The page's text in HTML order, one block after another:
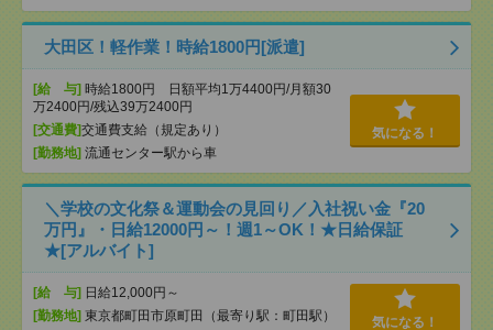
大田区！軽作業！時給1800円[派遣]
[給 与] 時給1800円 日額平均1万4400円/月額30
万2400円/残込39万2400円
[交通費]交通費支給（規定あり）
[勤務地] 流通センター駅から車
気になる！
＼学校の文化祭＆運動会の見回り／入社祝い金『20
万円』・日給12000円～！週1～OK！★日給保証
★[アルバイト]
[給 与] 日給12,000円～
[勤務地] 東京都町田市原町田（最寄り駅：町田駅） 気になる！